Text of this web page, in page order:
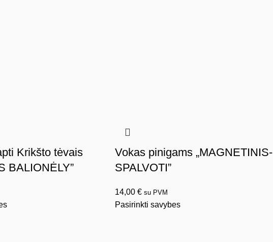
Krikšto tėvais
BALIONĖLY”
Vokas pinigams „MAGNETINIS-
SPALVOTI”
14,00 € su PVM
Pasirinkti savybes